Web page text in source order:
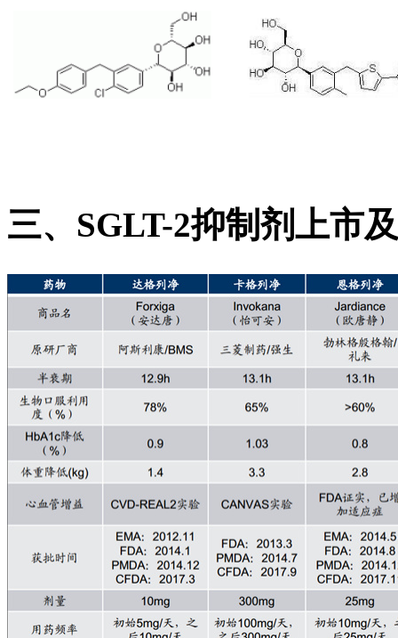
三、SGLT-2抑制剂上市